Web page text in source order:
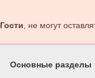
Гости, не могут
Основные разделы